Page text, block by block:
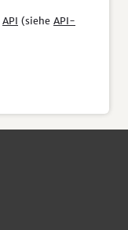
API (siehe API-